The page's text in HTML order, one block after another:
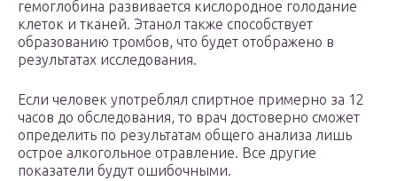
гемоглобина развивается кислородное голодание
клеток и тканей. Этанол также способствует
образованию тромбов, что будет отображено в
результатах исследования.
Если человек употреблял спиртное примерно за 12
часов до обследования, то врач достоверно сможет
определить по результатам общего анализа лишь
острое алкогольное отравление. Все другие
показатели будут ошибочными.